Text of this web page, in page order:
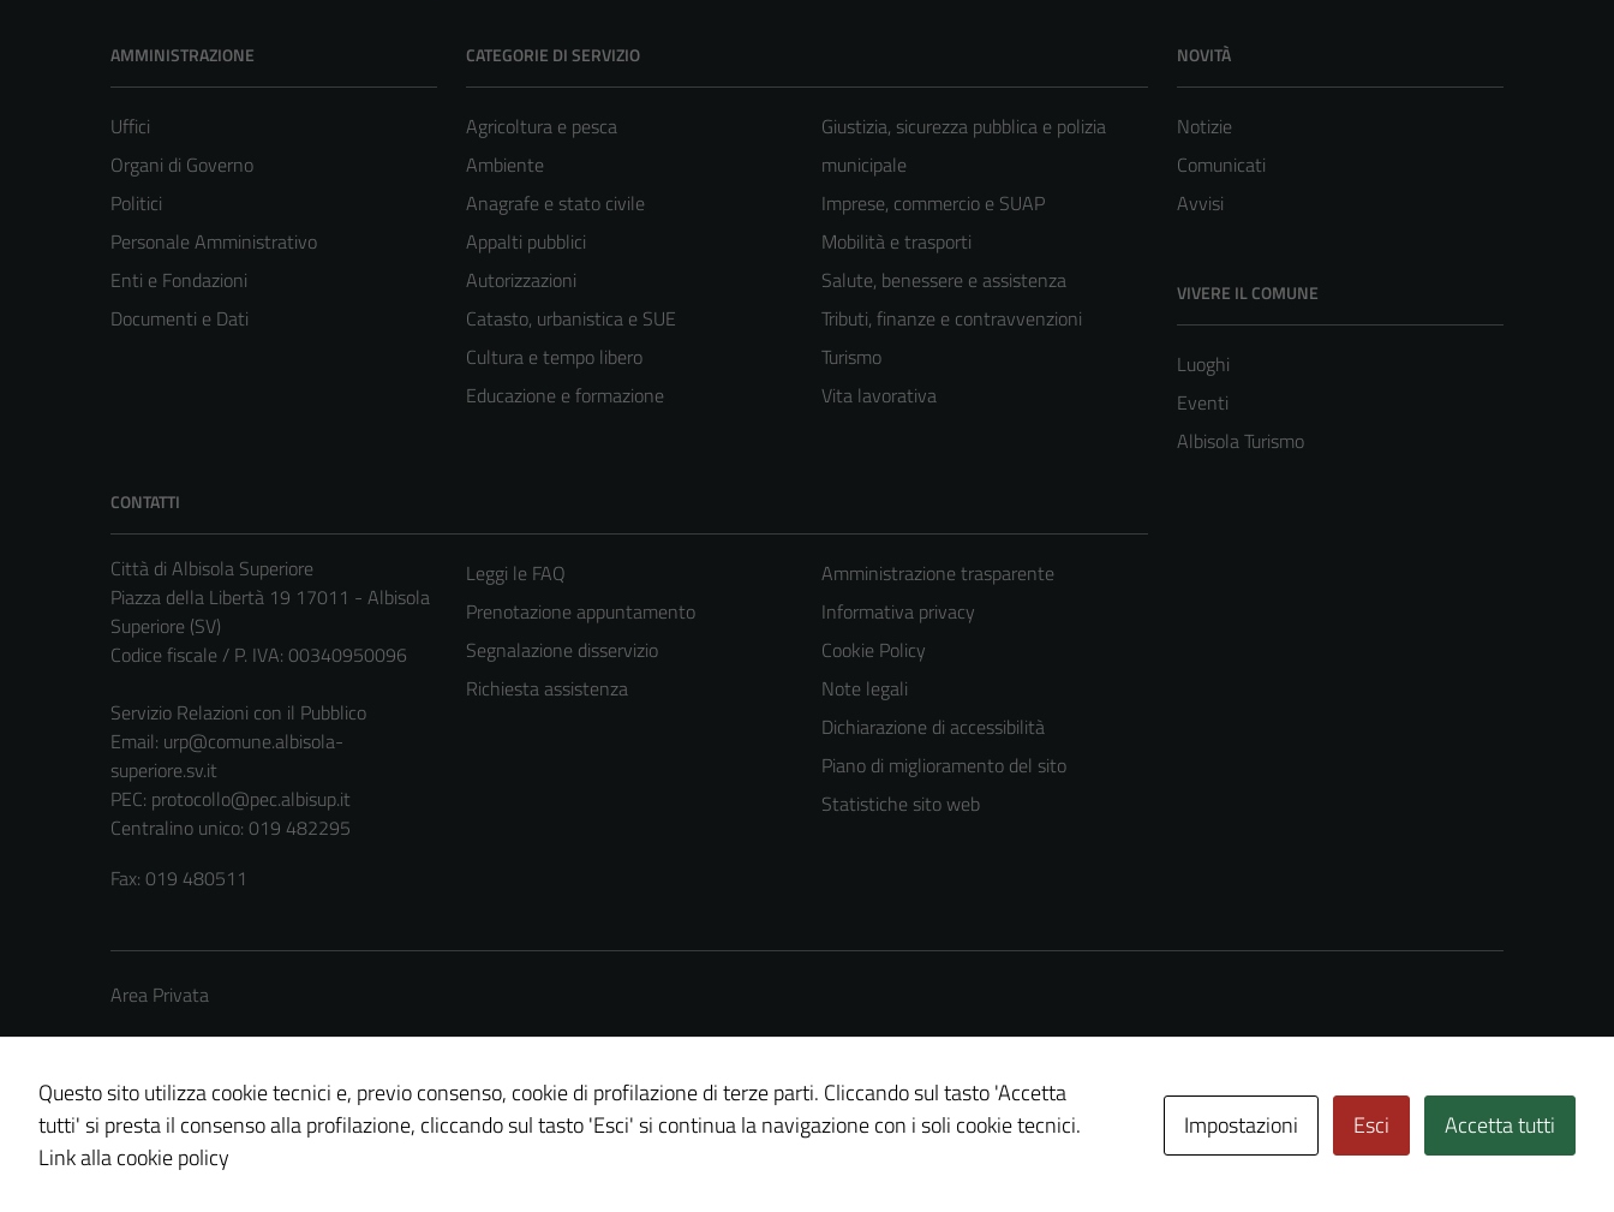
AMMINISTRAZIONE
Uffici
Organi di Governo
Politici
Personale Amministrativo
Enti e Fondazioni
Documenti e Dati
CATEGORIE DI SERVIZIO
Agricoltura e pesca
Ambiente
Anagrafe e stato civile
Appalti pubblici
Autorizzazioni
Catasto, urbanistica e SUE
Cultura e tempo libero
Educazione e formazione
Giustizia, sicurezza pubblica e polizia
municipale
Imprese, commercio e SUAP
Mobilità e trasporti
Salute, benessere e assistenza
Tributi, finanze e contravvenzioni
Turismo
Vita lavorativa
NOVITÀ
Notizie
Comunicati
Avvisi
VIVERE IL COMUNE
Luoghi
Eventi
Albisola Turismo
CONTATTI
Città di Albisola Superiore
Piazza della Libertà 19 17011 - Albisola
Superiore (SV)
Codice fiscale / P. IVA: 00340950096
Servizio Relazioni con il Pubblico
Email: urp@comune.albisola-
superiore.sv.it
PEC: protocollo@pec.albisup.it
Centralino unico: 019 482295
Fax: 019 480511
Leggi le FAQ
Prenotazione appuntamento
Segnalazione disservizio
Richiesta assistenza
Amministrazione trasparente
Informativa privacy
Cookie Policy
Note legali
Dichiarazione di accessibilità
Piano di miglioramento del sito
Statistiche sito web
Area Privata
Credits: © Technical Design s.r.l.
Questo sito utilizza cookie tecnici e, previo consenso, cookie di profilazione di terze parti. Cliccando sul tasto 'Accetta
tutti' si presta il consenso alla profilazione, cliccando sul tasto 'Esci' si continua la navigazione con i soli cookie tecnici.
Link alla cookie policy
Impostazioni Esci Accetta tutti